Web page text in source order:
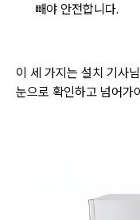
빼야 안전합니다.
이 세 가지는 설치 기사
눈으로 확인하고 넘어가